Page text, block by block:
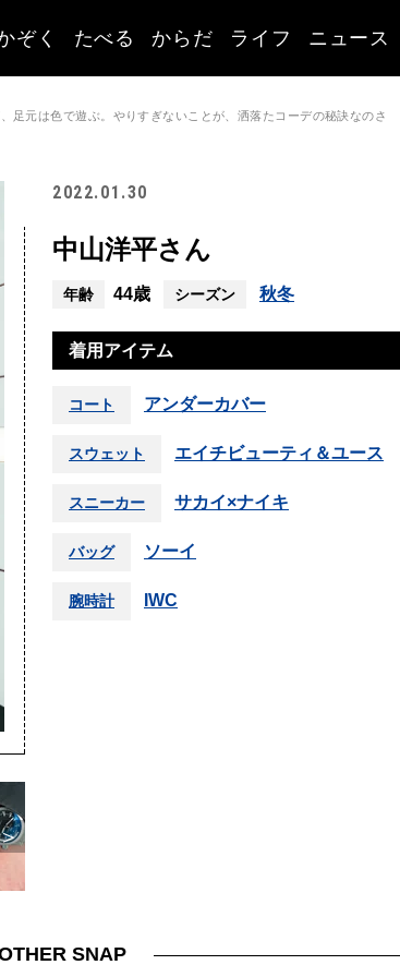
ぞく たべる からだ ライフ ニュース
足元は色で遊ぶ。やりすぎないことが、洒落たコーデの秘訣なのさ
2022.01.30
中山洋平さん
年齢 44歳 シーズン 秋冬
着用アイテム
コート アンダーカバー
スウェット エイチビューティ＆ユース
スニーカー サカイ×ナイキ
バッグ ソーイ
腕時計 IWC
SNAP